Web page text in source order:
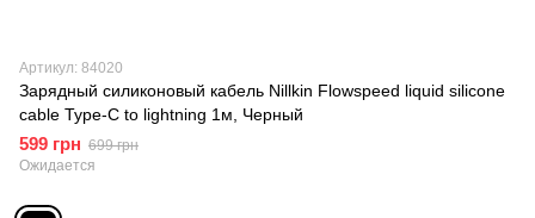
Артикул: 84020
Зарядный силиконовый кабель Nillkin Flowspeed liquid silicone
cable Type-C to lightning 1м, Черный
599 грн 699 грн
Ожидается